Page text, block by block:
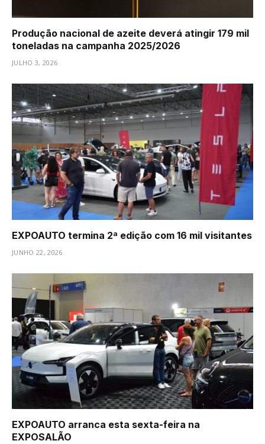
Produção nacional de azeite deverá atingir 179 mil
toneladas na campanha 2025/2026
JULHO 3, 2026
EXPOAUTO termina 2ª edição com 16 mil visitantes
JUNHO 22, 2026
EXPOAUTO arranca esta sexta-feira na
EXPOSALÃO